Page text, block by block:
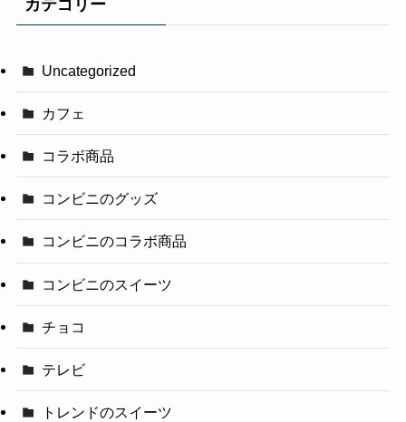
カテゴリー
Uncategorized
カフェ
コラボ商品
コンビニのグッズ
コンビニのコラボ商品
コンビニのスイーツ
チョコ
テレビ
トレンドのスイーツ